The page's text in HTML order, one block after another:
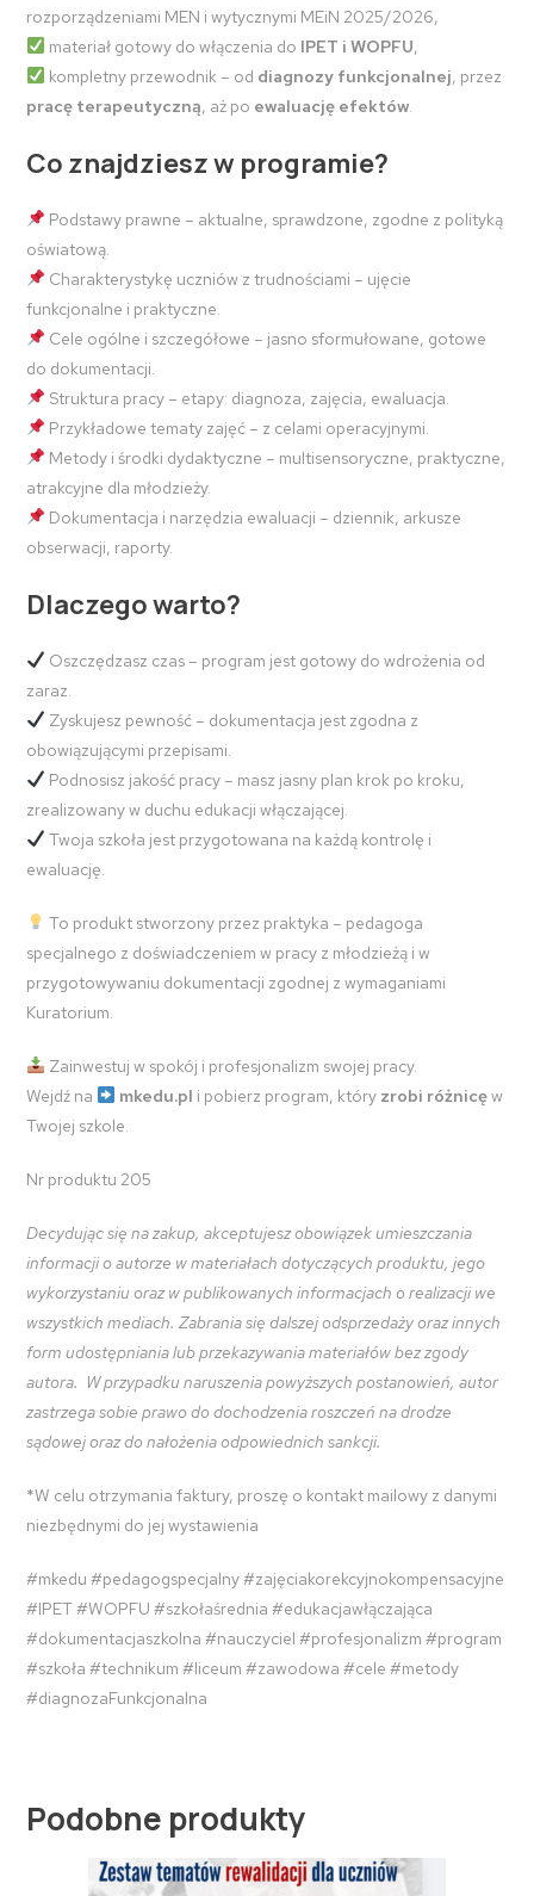
rozporządzeniami MEN i wytycznymi MEiN 2025/2026,
materiał gotowy do włączenia do IPET i WOPFU,
kompletny przewodnik – od diagnozy funkcjonalnej, przez
pracę terapeutyczną, aż po ewaluację efektów.
Co znajdziesz w programie?
Podstawy prawne – aktualne, sprawdzone, zgodne z polityką
oświatową.
Charakterystykę uczniów z trudnościami – ujęcie
funkcjonalne i praktyczne.
Cele ogólne i szczegółowe – jasno sformułowane, gotowe
do dokumentacji.
Struktura pracy – etapy: diagnoza, zajęcia, ewaluacja.
Przykładowe tematy zajęć – z celami operacyjnymi.
Metody i środki dydaktyczne – multisensoryczne, praktyczne,
atrakcyjne dla młodzieży.
Dokumentacja i narzędzia ewaluacji – dziennik, arkusze
obserwacji, raporty.
Dlaczego warto?
Oszczędzasz czas – program jest gotowy do wdrożenia od
zaraz.
Zyskujesz pewność – dokumentacja jest zgodna z
obowiązującymi przepisami.
Podnosisz jakość pracy – masz jasny plan krok po kroku,
zrealizowany w duchu edukacji włączającej.
Twoja szkoła jest przygotowana na każdą kontrolę i
ewaluację.
To produkt stworzony przez praktyka – pedagoga
specjalnego z doświadczeniem w pracy z młodzieżą i w
przygotowywaniu dokumentacji zgodnej z wymaganiami
Kuratorium.
Zainwestuj w spokój i profesjonalizm swojej pracy.
Wejdź na
mkedu.pl i pobierz program, który zrobi różnicęw
Twojej szkole.
Nr produktu 205
Decydując się na zakup, akceptujesz obowiązek umieszczania
informacji o autorze w materiałach dotyczących produktu, jego
wykorzystaniu oraz w publikowanych informacjach o realizacji we
wszystkich mediach. Zabrania się dalszej odsprzedaży oraz innych
form udostępniania lub przekazywania materiałów bez zgody
autora. W przypadku naruszenia powyższych postanowień, autor
zastrzega sobie prawo do dochodzenia roszczeń na drodze
sądowej oraz do nałożenia odpowiednich sankcji.
*W celu otrzymania faktury, proszę o kontakt mailowy z danymi
niezbędnymi do jej wystawienia
#mkedu #pedagogspecjalny #zajęciakorekcyjnokompensacyjne
#IPET #WOPFU #szkołaśrednia #edukacjawłączająca
#dokumentacjaszkolna #nauczyciel #profesjonalizm #program
#szkoła #technikum #liceum #zawodowa #cele #metody
#diagnozaFunkcjonalna
Podobne produkty